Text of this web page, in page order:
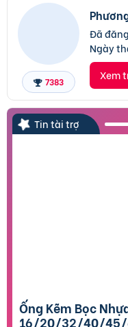
7383
Đã
Ngày
Xem
Tin tài trợ
Ống Kẽm Bọc Nhựa Phi
16/20/32/40/